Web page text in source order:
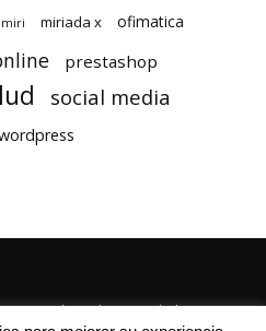
miri miriada x ofimatica
prestashop
social media
Politica de Privacidad